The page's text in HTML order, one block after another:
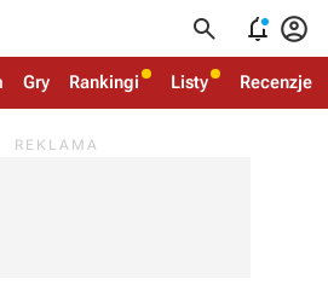
  
Gry Rankingi Listy Recenzje